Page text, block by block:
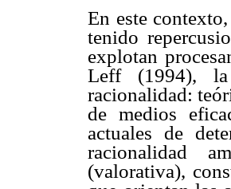
En este
tenido
explotan
Leff (1994), la
racionalidad:
de medios
actuales de
racionalidad
(valorativa),